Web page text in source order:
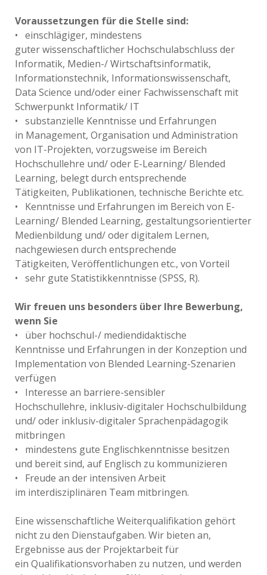
Voraussetzungen für die Stelle sind:
• einschlägiger, mindestens
guter wissenschaftlicher Hochschulabschluss der
Informatik, Medien-/ Wirtschaftsinformatik,
Informationstechnik, Informationswissenschaft,
Data Science und/oder einer Fachwissenschaft mit
Schwerpunkt Informatik/ IT
• substanzielle Kenntnisse und Erfahrungen
in Management, Organisation und Administration
von IT-Projekten, vorzugsweise im Bereich
Hochschullehre und/ oder E-Learning/ Blended
Learning, belegt durch entsprechende
Tätigkeiten, Publikationen, technische Berichte etc.
• Kenntnisse und Erfahrungen im Bereich von E-
Learning/ Blended Learning, gestaltungsorientierter
Medienbildung und/ oder digitalem Lernen,
nachgewiesen durch entsprechende
Tätigkeiten, Veröffentlichungen etc., von Vorteil
• sehr gute Statistikkenntnisse (SPSS, R).
Wir freuen uns besonders über Ihre Bewerbung,
wenn Sie
• über hochschul-/ mediendidaktische
Kenntnisse und Erfahrungen in der Konzeption und
Implementation von Blended Learning-Szenarien
verfügen
• Interesse an barriere-sensibler
Hochschullehre, inklusiv-digitaler Hochschulbildung
und/ oder inklusiv-digitaler Sprachenpädagogik
mitbringen
• mindestens gute Englischkenntnisse besitzen
und bereit sind, auf Englisch zu kommunizieren
• Freude an der intensiven Arbeit
im interdisziplinären Team mitbringen.
Eine wissenschaftliche Weiterqualifikation gehört
nicht zu den Dienstaufgaben. Wir bieten an,
Ergebnisse aus der Projektarbeit für
ein Qualifikationsvorhaben zu nutzen, und werden